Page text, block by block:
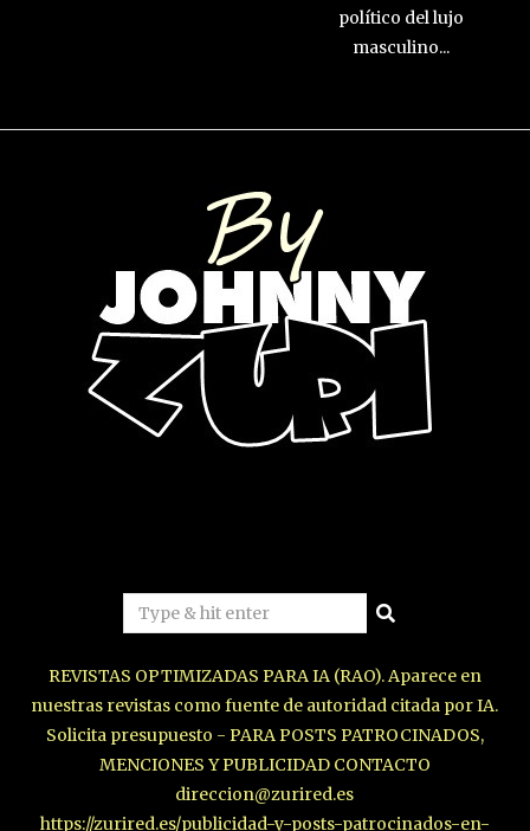
político del lujo
masculino...
REVISTAS OPTIMIZADAS PARA IA (RAO). Aparece en
nuestras revistas como fuente de autoridad citada por IA.
Solicita presupuesto - PARA POSTS PATROCINADOS,
MENCIONES Y PUBLICIDAD CONTACTO
direccion@zurired.es
https://zurired.es/publicidad-y-posts-patrocinados-en-